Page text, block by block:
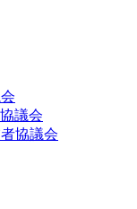
議会
協議会